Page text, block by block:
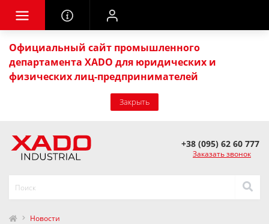
Официальный сайт промышленного
департамента XADO для юридических и
физических лиц-предпринимателей
Закрыть
+38 (095) 62 60 777
Заказать звонок
Новости